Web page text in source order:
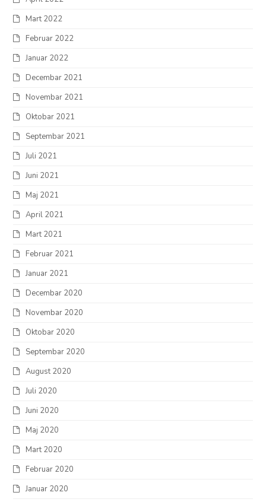
Mart 2022
Februar 2022
Januar 2022
Decembar 2021
Novembar 2021
Oktobar 2021
Septembar 2021
Juli 2021
Juni 2021
Maj 2021
April 2021
Mart 2021
Februar 2021
Januar 2021
Decembar 2020
Novembar 2020
Oktobar 2020
Septembar 2020
August 2020
Juli 2020
Juni 2020
Maj 2020
Mart 2020
Februar 2020
Januar 2020